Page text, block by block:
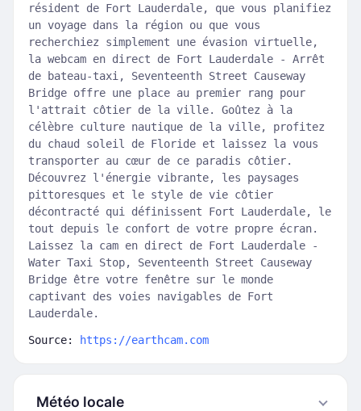
résident de Fort Lauderdale, que vous planifiez
un voyage dans la région ou que vous
recherchiez simplement une évasion virtuelle,
la webcam en direct de Fort Lauderdale - Arrêt
de bateau-taxi, Seventeenth Street Causeway
Bridge offre une place au premier rang pour
l'attrait côtier de la ville. Goûtez à la
célèbre culture nautique de la ville, profitez
du chaud soleil de Floride et laissez la vous
transporter au cœur de ce paradis côtier.
Découvrez l'énergie vibrante, les paysages
pittoresques et le style de vie côtier
décontracté qui définissent Fort Lauderdale, le
tout depuis le confort de votre propre écran.
Laissez la cam en direct de Fort Lauderdale -
Water Taxi Stop, Seventeenth Street Causeway
Bridge être votre fenêtre sur le monde
captivant des voies navigables de Fort
Lauderdale.
Source: https://earthcam.com
Météo locale